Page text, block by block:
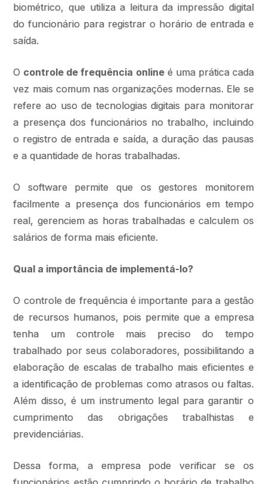
biométrico, que utiliza a leitura da impressão digital
do funcionário para registrar o horário de entrada e
saída.
O controle de frequência onlineé uma prática cada
vez mais comum nas organizações modernas. Ele se
refere ao uso de tecnologias digitais para monitorar
a presença dos funcionários no trabalho, incluindo
o registro de entrada e saída, a duração das pausas
e a quantidade de horas trabalhadas.
O software permite que os gestores monitorem
facilmente a presença dos funcionários em tempo
real, gerenciem as horas trabalhadas e calculem os
salários de forma mais eficiente.
Qual a importância de implementá-lo?
O controle de frequência é importante para a gestão
de recursos humanos, pois permite que a empresa
tenha um controle mais preciso do tempo
trabalhado por seus colaboradores, possibilitando a
elaboração de escalas de trabalho mais eficientes e
a identificação de problemas como atrasos ou faltas.
Além disso, é um instrumento legal para garantir o
cumprimento das obrigações trabalhistas e
previdenciárias.
Dessa forma, a empresa pode verificar se os